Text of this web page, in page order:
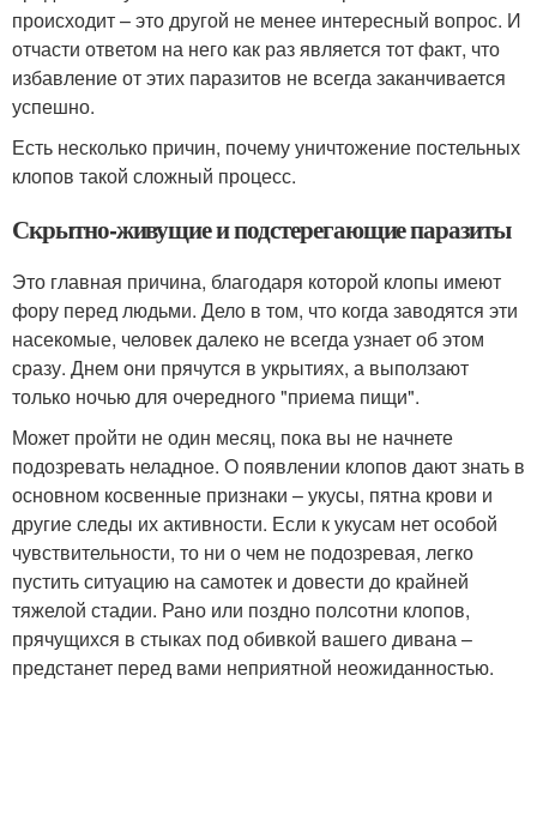
происходит – это другой не менее интересный вопрос. И
отчасти ответом на него как раз является тот факт, что
избавление от этих паразитов не всегда заканчивается
успешно.
Есть несколько причин, почему уничтожение постельных
клопов такой сложный процесс.
Скрытно-живущие и подстерегающие паразиты
Это главная причина, благодаря которой клопы имеют
фору перед людьми. Дело в том, что когда заводятся эти
насекомые, человек далеко не всегда узнает об этом
сразу. Днем они прячутся в укрытиях, а выползают
только ночью для очередного "приема пищи".
Может пройти не один месяц, пока вы не начнете
подозревать неладное. О появлении клопов дают знать в
основном косвенные признаки – укусы, пятна крови и
другие следы их активности. Если к укусам нет особой
чувствительности, то ни о чем не подозревая, легко
пустить ситуацию на самотек и довести до крайней
тяжелой стадии. Рано или поздно полсотни клопов,
прячущихся в стыках под обивкой вашего дивана –
предстанет перед вами неприятной неожиданностью.